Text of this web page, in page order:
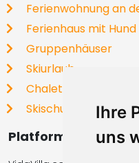
Ihre
uns
Ferienwohnung an
Ferienhaus mit Hund
Gruppenhäuser
Skiurlaub
Chalets
Skischulen
Platformbetreiber